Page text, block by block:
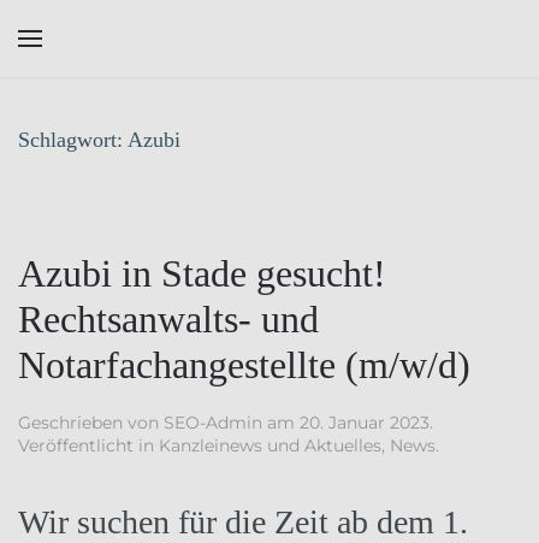
Schlagwort: Azubi
Azubi in Stade gesucht!
Rechtsanwalts- und
Notarfachangestellte (m/w/d)
Geschrieben von SEO-Admin am 20. Januar 2023.
Veröffentlicht in Kanzleinews und Aktuelles, News.
Wir suchen für die Zeit ab dem 1.